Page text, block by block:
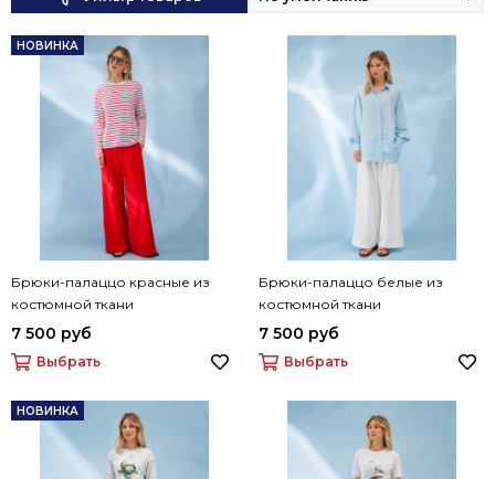
НОВИНКА
Брюки-палаццо красные из
костюмной ткани
7 500 руб
Выбрать
Брюки-палаццо белые из
костюмной ткани
7 500 руб
Выбрать
НОВИНКА